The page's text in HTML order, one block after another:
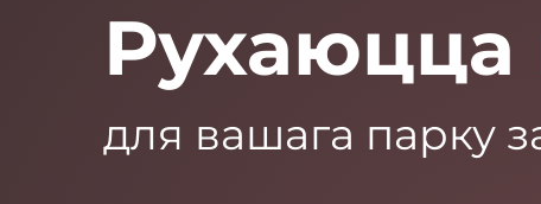
Рухаюцца
для вашага парку